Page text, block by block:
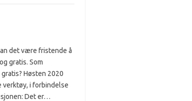
det være fristende å
gratis. Som
Høsten 2020
verktøy, i forbindelse
Det er…